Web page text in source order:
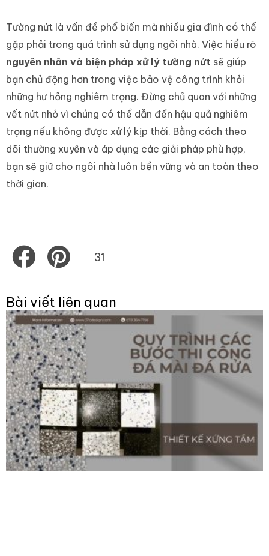
Tường nứt là vấn đề phổ biến mà nhiều gia đình có thể
gặp phải trong quá trình sử dụng ngôi nhà. Việc hiểu rõ
nguyên nhân và biện pháp xử lý tường nứt sẽ giúp
bạn chủ động hơn trong việc bảo vệ công trình khỏi
những hư hỏng nghiêm trọng. Đừng chủ quan với những
vết nứt nhỏ vì chúng có thể dẫn đến hậu quả nghiêm
trọng nếu không được xử lý kịp thời. Bằng cách theo
dõi thường xuyên và áp dụng các giải pháp phù hợp,
bạn sẽ giữ cho ngôi nhà luôn bền vững và an toàn theo
thời gian.
Share
on
Share
on
31
Bài viết liên quan